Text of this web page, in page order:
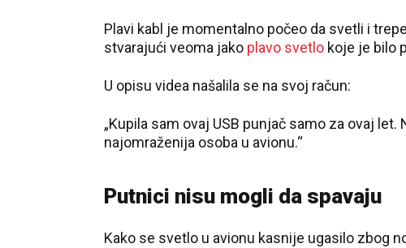
Plavi kabl je momentalno počeo da svetli i
stvarajući veoma jako plavo svetlo koje je bilo
U opisu videa našalila se na svoj račun:
„Kupila sam ovaj USB punjač samo za ovaj
najomraženija osoba u avionu.“
Putnici nisu mogli da spavaju
Kako se svetlo u avionu kasnije ugasilo zbog